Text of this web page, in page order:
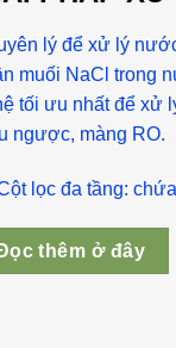
lý để xử lý
muối NaCl trong
tối ưu nhất để xử
ngược, màng RO.
lọc đa tầng:
thêm ở đây